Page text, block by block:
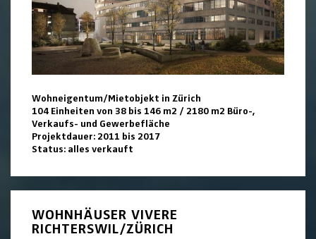
Wohneigentum/Mietobjekt in Zürich
104 Einheiten von 38 bis 146 m2 / 2180 m2 Büro-,
Verkaufs- und Gewerbefläche
Projektdauer: 2011 bis 2017
Status: alles verkauft
WOHNHÄUSER VIVERE
RICHTERSWIL/ZÜRICH